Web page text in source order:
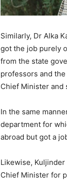
Similarly, Dr Alka
got the job purely
from the state
professors and
Chief Minister and
In the same
department for
abroad but got a
Likewise,
Chief Minister for